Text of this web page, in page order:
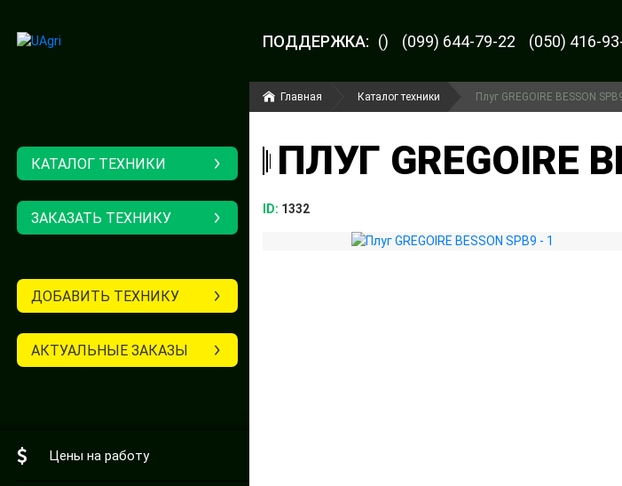
ПОДДЕРЖКА: () (099) 644-79-22 (050) 416-
КАТАЛОГ ТЕХНИКИ
ЗАКАЗАТЬ ТЕХНИКУ
ДОБАВИТЬ ТЕХНИКУ
АКТУАЛЬНЫЕ ЗАКАЗЫ
Цены на работу
Главная Каталог техники Плуг GREGOIRE BESSON
ПЛУГ GREGOIRE
ID: 1332